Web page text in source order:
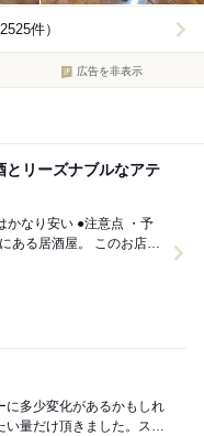
件）
広告を非表示
とリーズナブルなアテ
に多少変化があるかもしれ
量だけ頂きました。スー